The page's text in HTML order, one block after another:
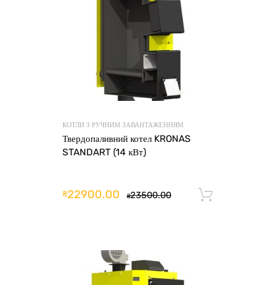
КОТЛИ З РУЧНИМ ЗАВАНТАЖЕННЯМ
Твердопаливний котел KRONAS
STANDART (14 кВт)
₴23500.00
₴22900.00